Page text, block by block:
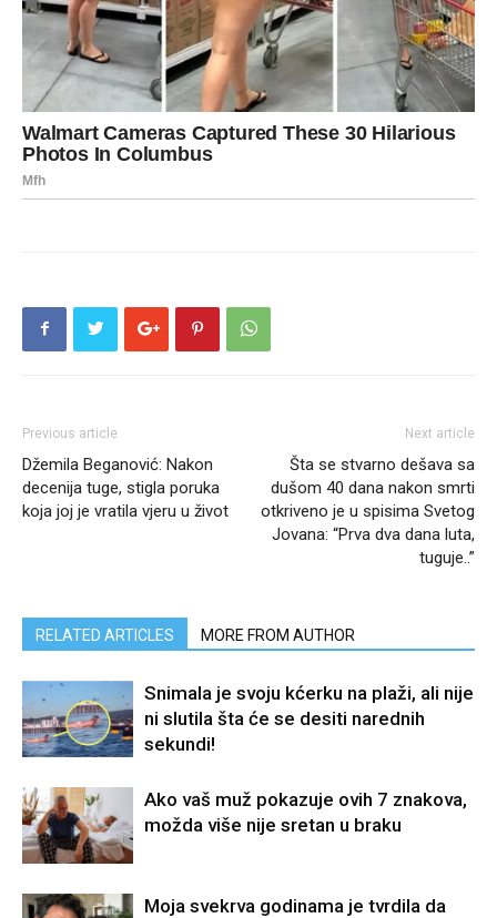
Previous article
Džemila Beganović: Nakon
decenija tuge, stigla poruka
koja joj je vratila vjeru u život
Next article
Šta se stvarno dešava sa
dušom 40 dana nakon smrti
otkriveno je u spisima Svetog
Jovana: “Prva dva dana luta,
tuguje..”
RELATED ARTICLES MORE FROM AUTHOR
Snimala je svoju kćerku na plaži, ali nije
ni slutila šta će se desiti narednih
sekundi!
Ako vaš muž pokazuje ovih 7 znakova,
možda više nije sretan u braku
Moja svekrva godinama je tvrdila da